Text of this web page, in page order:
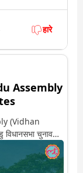
हारे
Assembly
(Vidhan
चुनाव
देखें तिरुपरनकुंद्रम
साथ ही पाइए